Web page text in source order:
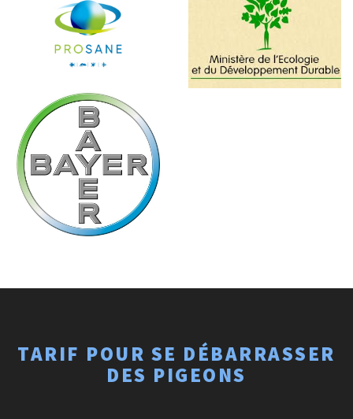
TARIF POUR SE DÉBARRASSER
DES PIGEONS